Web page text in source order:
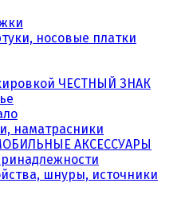
носовые платки
ЧЕСТНЫЙ ЗНАК
наматрасники
АКСЕССУАРЫ
шнуры, источники